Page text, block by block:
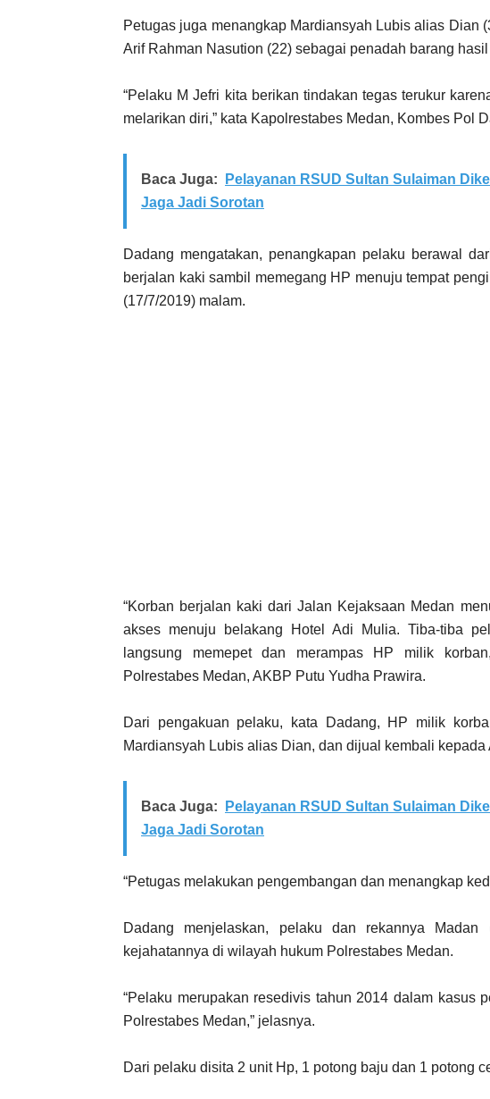
Petugas juga menangkap Mardiansyah Lubis alias Dian
Arif Rahman Nasution (22) sebagai penadah barang hasil
“Pelaku M Jefri kita berikan tindakan tegas terukur
melarikan diri,” kata Kapolrestabes Medan, Kombes Pol
Baca Juga:
Pelayanan RSUD Sultan Sulaiman
Jaga Jadi Sorotan
Dadang mengatakan, penangkapan pelaku berawal
berjalan kaki sambil memegang HP menuju tempat
(17/7/2019) malam.
“Korban berjalan kaki dari Jalan Kejaksaan Medan
akses menuju belakang Hotel Adi Mulia. Tiba-tiba
langsung memepet dan merampas HP milik
Polrestabes Medan, AKBP Putu Yudha Prawira.
Dari pengakuan pelaku, kata Dadang, HP milik
Mardiansyah Lubis alias Dian, dan dijual kembali kepada
Baca Juga:
Pelayanan RSUD Sultan Sulaiman
Jaga Jadi Sorotan
“Petugas melakukan pengembangan dan menangkap
Dadang menjelaskan, pelaku dan rekannya
kejahatannya di wilayah hukum Polrestabes Medan.
“Pelaku merupakan resedivis tahun 2014 dalam kasus
Polrestabes Medan,” jelasnya.
Dari pelaku disita 2 unit Hp, 1 potong baju dan 1 potong